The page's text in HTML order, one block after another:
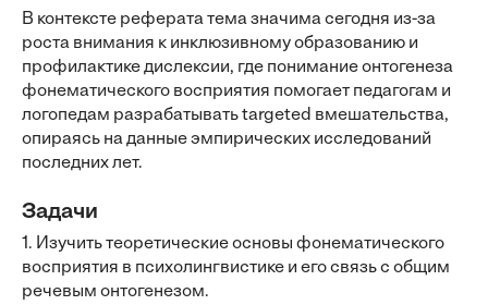
В контексте реферата тема значима сегодня из-за
роста внимания к инклюзивному образованию и
профилактике дислексии, где понимание онтогенеза
фонематического восприятия помогает педагогам и
логопедам разрабатывать targeted вмешательства,
опираясь на данные эмпирических исследований
последних лет.
Задачи
1. Изучить теоретические основы фонематического
восприятия в психолингвистике и его связь с общим
речевым онтогенезом.